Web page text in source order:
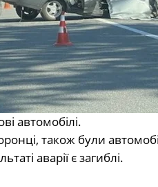
автомобілі.
також були
аварії є загиблі.